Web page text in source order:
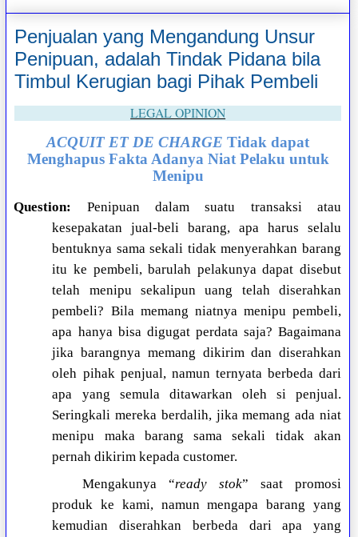
Penjualan yang Mengandung Unsur
Penipuan, adalah Tindak Pidana bila
Timbul Kerugian bagi Pihak Pembeli
LEGAL OPINION
ACQUIT ET DE CHARGE Tidak dapat
Menghapus Fakta Adanya Niat Pelaku untuk
Menipu
Question:
Penipuan dalam suatu transaksi atau
kesepakatan jual-beli barang, apa harus selalu
bentuknya sama sekali tidak menyerahkan barang
itu ke pembeli, barulah pelakunya dapat disebut
telah menipu sekalipun uang telah diserahkan
pembeli? Bila memang niatnya menipu pembeli,
apa hanya bisa digugat perdata saja? Bagaimana
jika barangnya memang dikirim dan diserahkan
oleh pihak penjual, namun ternyata berbeda dari
apa yang semula ditawarkan oleh si penjual.
Seringkali mereka berdalih, jika memang ada niat
menipu maka barang sama sekali tidak akan
pernah dikirim kepada customer.
Mengakunya “ready stok” saat promosi
produk ke kami, namun mengapa barang yang
kemudian diserahkan berbeda dari apa yang